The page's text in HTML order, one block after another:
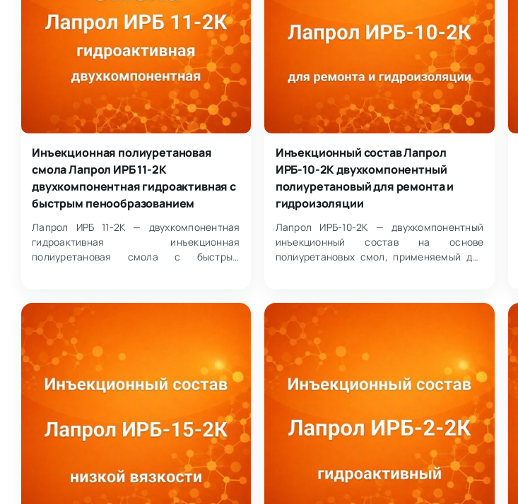
Инъекционная полиуретановая
смола Лапрол ИРБ 11-2К
двухкомпонентная гидроактивная с
быстрым пенообразованием
Лапрол ИРБ 11-2К — двухкомпонентная
гидроактивная инъекционная
полиуретановая смола с быстрым
Инъекционный состав Лапрол
ИРБ-10-2К двухкомпонентный
полиуретановый для ремонта и
гидроизоляции
Лапрол ИРБ-10-2К — двухкомпонентный
инъекционный состав на основе
полиуретановых смол, применяемый для